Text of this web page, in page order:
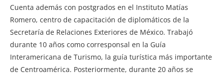
Cuenta además con postgrados en el Instituto Matías
Romero, centro de capacitación de diplomáticos de la
Secretaría de Relaciones Exteriores de México. Trabajó
durante 10 años como corresponsal en la Guía
Interamericana de Turismo, la guía turística más importante
de Centroamérica. Posteriormente, durante 20 años se